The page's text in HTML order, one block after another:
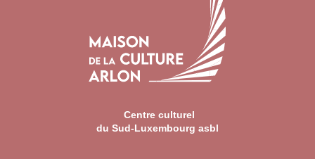
Centre culturel
du Sud-Luxembourg asbl